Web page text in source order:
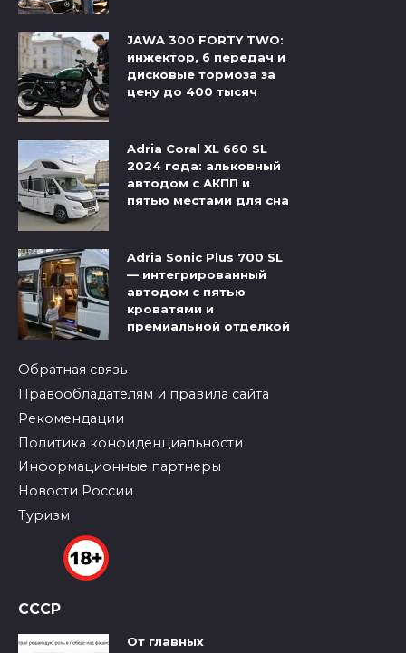
JAWA 300 FORTY TWO:
инжектор, 6 передач и
дисковые тормоза за
цену до 400 тысяч
Adria Coral XL 660 SL
2024 года: альковный
автодом с АКПП и
пятью местами для сна
Adria Sonic Plus 700 SL
— интегрированный
автодом с пятью
кроватями и
премиальной отделкой
Обратная связь
Правообладателям и правила сайта
Рекомендации
Политика конфиденциальности
Информационные партнеры
Новости России
Туризм
СССР
От главных